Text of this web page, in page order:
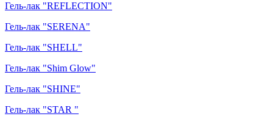
Гель-лак "REFLECTION"
Гель-лак "SERENA"
Гель-лак "SHELL"
Гель-лак "Shim Glow"
Гель-лак "SHINE"
Гель-лак "STAR "